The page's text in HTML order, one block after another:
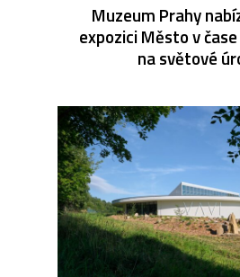
Muzeum Prahy
expozici Město v
na světové